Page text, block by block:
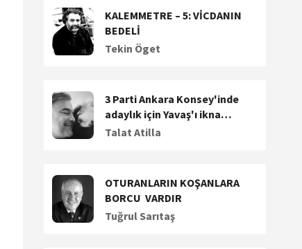
KALEMMETRE – 5: VİCDANIN
BEDELİ
Tekin Öget
3 Parti Ankara Konsey'inde
adaylık için Yavaş'ı ikna
etmeye çalışıyor. Dalan'a
Talat Atilla
OTURANLARIN KOŞANLARA
BORCU VARDIR
Tuğrul Sarıtaş